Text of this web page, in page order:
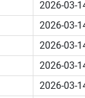
2026-03-
2026-03-
2026-03-
2026-03-
2026-03-